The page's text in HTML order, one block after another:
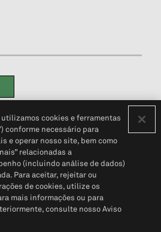
de privacidade do cliente (em inglês)
Pessoais© 2026 S&P Global
cookies e ferramentas
conforme necessário para
e operar nosso site, bem como
relacionadas a
(incluindo análise de dados)
Para aceitar, rejeitar ou
de cookies, utilize os
mais informações ou para
consulte nosso Aviso